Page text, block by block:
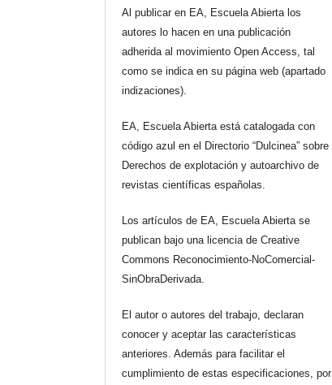
Al publicar en EA, Escuela Abierta los
autores lo hacen en una publicación
adherida al movimiento Open Access, tal
como se indica en su página web (apartado
indizaciones).
EA, Escuela Abierta está catalogada con
código azul en el Directorio “Dulcinea” sobre
Derechos de explotación y autoarchivo de
revistas científicas españolas.
Los artículos de EA, Escuela Abierta se
publican bajo una licencia de Creative
Commons Reconocimiento-NoComercial-
SinObraDerivada.
El autor o autores del trabajo, declaran
conocer y aceptar las características
anteriores. Además para facilitar el
cumplimiento de estas especificaciones, por